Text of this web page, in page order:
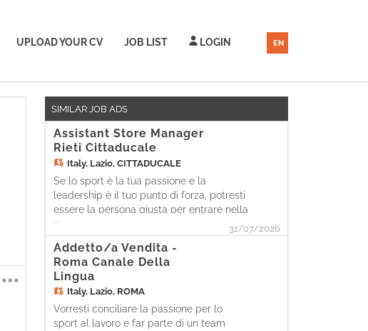
UPLOAD YOUR CV JOB LIST LOGIN EN
SIMILAR JOB ADS
Assistant Store Manager
Rieti Cittaducale
Italy, Lazio, CITTADUCALE
Se lo sport è la tua passione e la
leadership è il tuo punto di forza, potresti
essere la persona giusta per entrare nella
nostra squadra. Come Assistant Store
Manager, sarai protagonista nel
coordinare le attività quotidiane del punto
vendita. Le tue responsabilità In
supporto al/la Store Manager
...
31/07/2026
Addetto/a Vendita -
Roma Canale Della
Lingua
Italy, Lazio, ROMA
Vorresti conciliare la passione per lo
sport al lavoro e far parte di un team